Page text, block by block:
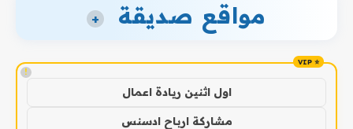
مواقع صديقة +
!
اول اثنين ريادة اعمال
مشاركة ارباح ادسنس